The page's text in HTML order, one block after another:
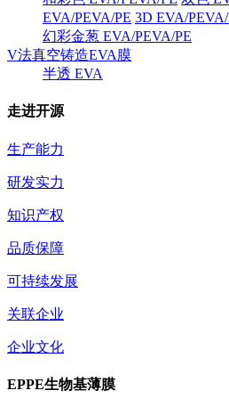
EVA/PEVA/PE 3D EVA/PEVA/
幻彩金葱 EVA/PEVA/PE
V法真空铸造EVA膜
半透 EVA
走进开源
生产能力
研发实力
知识产权
品质保障
可持续发展
关联企业
企业文化
EPPE生物基薄膜